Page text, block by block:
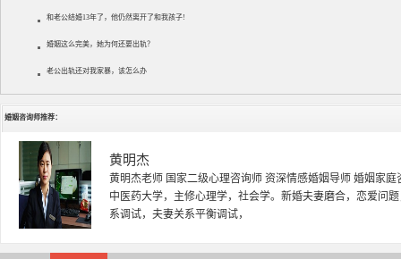
和老公结婚13年了，他仍然离开了和我孩子!
婚姻这么完美，她为何还要出轨？
老公出轨还对我家暴，该怎么办
婚姻咨询师推荐：
黄明杰
黄明杰老师 国家二级心理咨询师 资深情感婚姻导师 婚姻家庭
中医药大学，主修心理学，社会学。新婚夫妻磨合，恋爱问
系调试，夫妻关系平衡调试，